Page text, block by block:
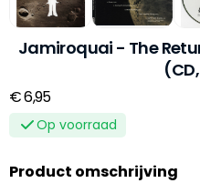
Jamiroquai - The
€ 6,95
Op voorraad
Product omschrijving